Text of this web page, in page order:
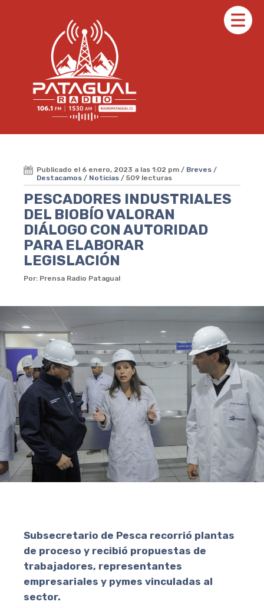
Publicado el 6 enero, 2023 a las 1:02 pm / Breves /
Destacamos / Noticias / 509 lecturas
PESCADORES INDUSTRIALES
DEL BIOBÍO VALORAN
DIÁLOGO CON AUTORIDAD
PARA ELABORAR
LEGISLACIÓN
Por: Prensa Radio Patagual
Subsecretario de Pesca recorrió plantas
de proceso y recibió propuestas de
trabajadores, representantes
empresariales y pymes vinculadas al
sector.